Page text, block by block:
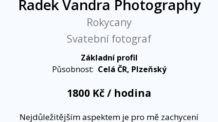
Radek Vandra Photography
Rokycany
Svatební fotograf
Základní profil
Působnost: Celá ČR, Plzeňský
1800 Kč / hodina
Nejdůležitějším aspektem je pro mě zachycení